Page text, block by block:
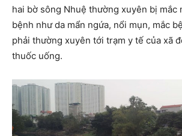
hai bờ sông Nhuệ thường xuyên bị mắc
bệnh như da mẩn ngứa, nổi mụn, mắc
phải thường xuyên tới trạm y tế của xã
thuốc uống.